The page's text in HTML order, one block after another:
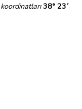
38° 23´